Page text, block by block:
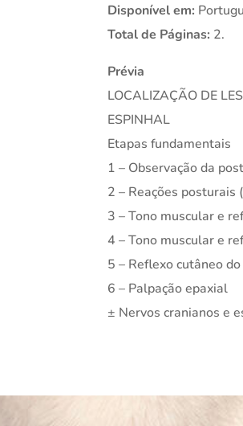
Disponível em:
Total de Páginas: 2.
Prévia
LOCALIZAÇÃO DE
ESPINHAL
Etapas fundamentais
1 – Observação da
2 – Reações posturais
3 – Tono muscular e
4 – Tono muscular e
5 – Reflexo cutâneo
6 – Palpação epaxial
± Nervos cranianos e